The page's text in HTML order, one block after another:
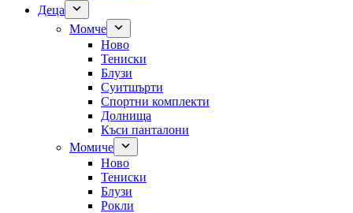
Деца
Момче
Ново
Тениски
Блузи
Суитшърти
Спортни комплекти
Долнища
Къси панталони
Момиче
Ново
Тениски
Блузи
Рокли